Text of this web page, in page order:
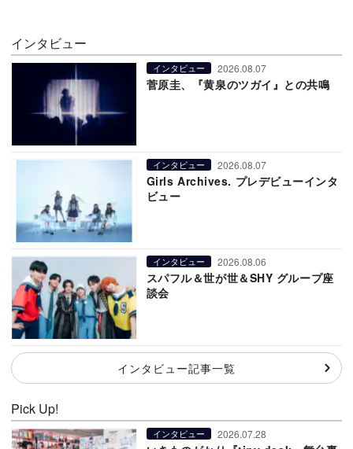
インタビュー
インタビュー 2026.08.07
菅原圭、『黄泉のツガイ』との共鳴
インタビュー 2026.08.07
Girls Archives. プレデビューインタ
ビュー
インタビュー 2026.08.06
スパフル＆世が世＆SHY グループ座
談会
インタビュー記事一覧
Pick Up!
インタビュー 2026.07.28